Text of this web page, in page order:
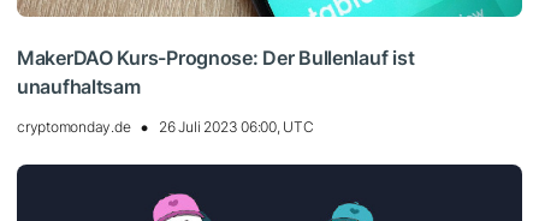
MakerDAO Kurs-Prognose: Der Bullenlauf ist
unaufhaltsam
cryptomonday.de 26 Juli 2023 06:00, UTC